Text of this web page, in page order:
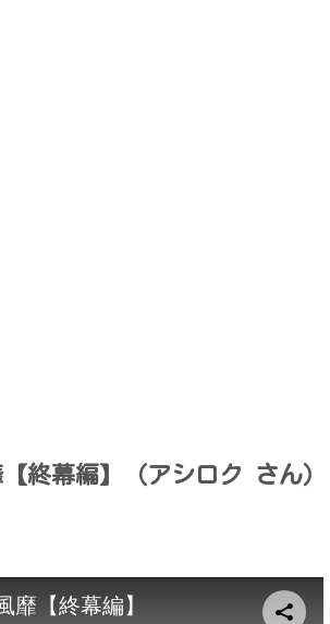
終幕編】（アシロク さん）